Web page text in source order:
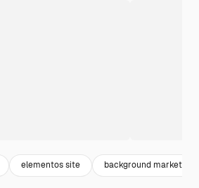
elementos site background marketing